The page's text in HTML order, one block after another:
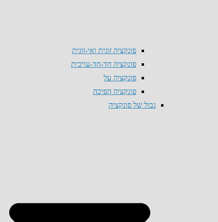
פונקציה זוגית ואי-זוגית
פונקציה חד-חד-ערכית
פונקציה על
פונקציה הפיכה
גבול של פונקציה